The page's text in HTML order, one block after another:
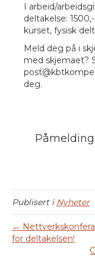
I arbeid/
deltakelse:
kurset, fysisk
Meld deg på i
med skjemaet?
deg.
Publisert i Nyheter
←
for deltakelsen!